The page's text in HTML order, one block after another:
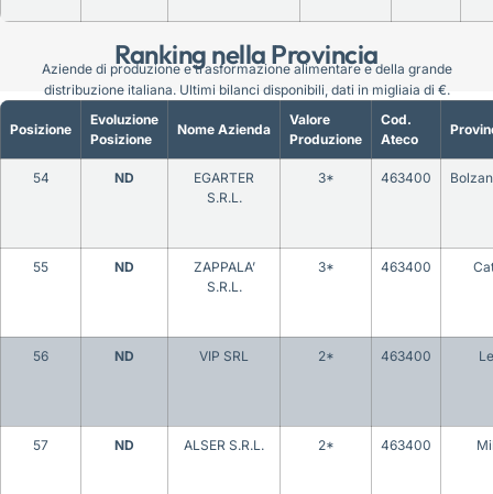
Ranking nella Provincia
Posizione
Evoluzione
Posizione
Nome Azienda
Valore
Produzione
Cod.
Ateco
54 ND
EGARTER
S.R.L.
3* 463400
55 ND
ZAPPALA’
S.R.L.
3* 463400
56 ND VIP SRL 2* 463400
57 ND ALSER S.R.L. 2* 463400
Aziende di produzione e trasformazione alimentare e della grande
distribuzione italiana. Ultimi bilanci disponibili, dati in migliaia di €.